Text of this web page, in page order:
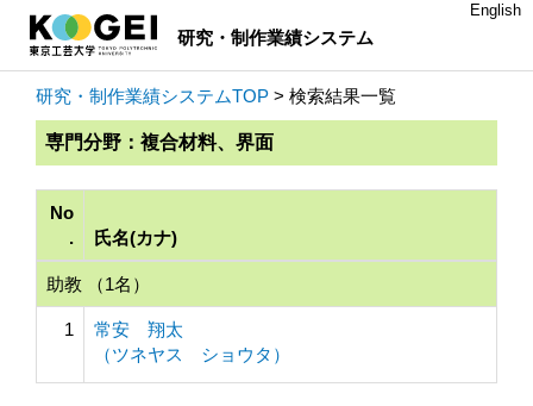
研究・制作業績システム
English
研究・制作業績システムTOP > 検索結果一覧
専門分野：複合材料、界面
No
.
氏名(カナ)
助教 （1名）
1
常安 翔太
（ツネヤス ショウタ）